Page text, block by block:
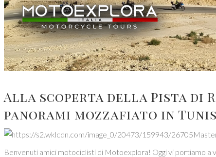
Alla scoperta della Pista di
panorami mozzafiato in
Benvenuti amici motociclisti di Motoexplora! Oggi vi portiamo a